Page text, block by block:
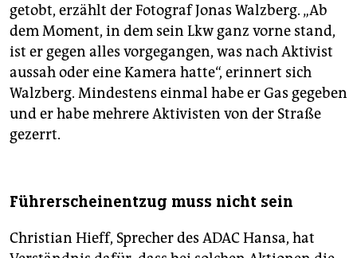
getobt, erzählt der Fotograf Jonas Walzberg. „Ab
dem Moment, in dem sein Lkw ganz vorne stand,
ist er gegen alles vorgegangen, was nach Aktivist
aussah oder eine Kamera hatte“, erinnert sich
Walzberg. Mindestens einmal habe er Gas gegeben
und er habe mehrere Aktivisten von der Straße
gezerrt.
Führerscheinentzug muss nicht sein
Christian Hieff, Sprecher des ADAC Hansa, hat